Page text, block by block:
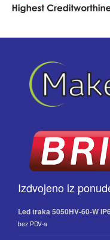
Izdvojeno iz
Led traka 5050HV-60-W
bez PDV-a